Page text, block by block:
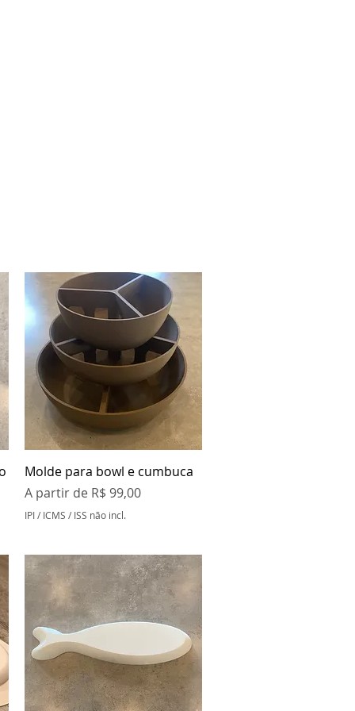
Visualização rápida
Molde para bowl e cumbuca
A partir de R$ 99,00
Preço promocional
IPI / ICMS / ISS não incl.